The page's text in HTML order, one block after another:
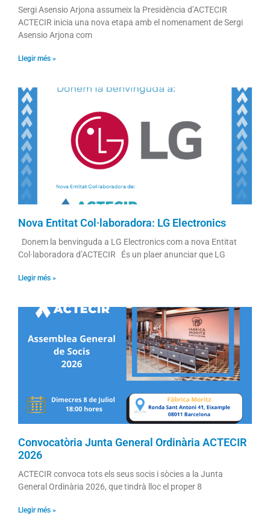
Sergi Asensio Arjona assumeix la Presidència d’ACTECIR
ACTECIR inicia una nova etapa amb el nomenament de Sergi
Asensio Arjona com
Llegir més »
Nova Entitat Col·laboradora: LG Electronics
Donem la benvinguda a LG Electronics com a nova Entitat
Col·laboradora d’ACTECIR És un plaer anunciar que LG
Llegir més »
Convocatòria Junta General Ordinària ACTECIR
2026
ACTECIR convoca tots els seus socis i sòcies a la Junta
General Ordinària 2026, que tindrà lloc el proper 8
Llegir més »